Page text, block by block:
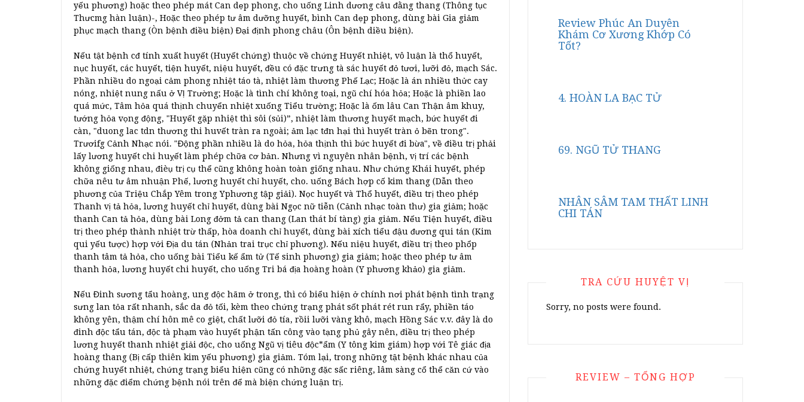
yếu phương) hoặc theo phép mát Can dẹp phong, cho uống Linh dương câu đằng thang (Thông tục
Thưcmg hàn luận)-, Hoặc theo phép tư âm dưỡng huyết, bình Can dẹp phong, dùng bài Gia giảm
phục mạch thang (Òn bệnh điều biện) Đại định phong châu (Ôn bệnh diều biện).
Nếu tật bệnh cđ tính xuất huyết (Huyết chứng) thuộc về chứng Huyết nhiệt, vô luận là thổ huyết,
nục huyết, các huyết, tiện huyết, niệu huyết, đều có đặc trưng tà sác huyết đỏ tươi, lưỡi đỏ, mạch Sác.
Phần nhiều do ngoại cảm phong nhiệt táo tà, nhiệt làm thương Phế Lạc; Hoặc là án nhiều thửc cay
nóng, nhiệt nung nấu ở VỊ Trường; Hoặc là tình chí không toại, ngũ chí hóa hỏa; Hoặc là phiền lao
quá mức, Tâm hỏa quá thịnh chuyển nhiệt xuống Tiểu trường; Hoặc là ốm lâu Can Thận âm khuy,
tướng hỏa vọng động, "Huyết gặp nhiệt thì sôi (sủi)”, nhiệt làm thương huyết mạch, bức huyết đi
càn, "duong lac tdn thương thi huvết tràn ra ngoài; ảm lạc tđn hại thì huyết tràn ỏ bẽn trong".
Trươifg Cảnh Nhạc nói. "Động phần nhiều là do hỏa, hỏa thịnh thì bức huyết đi bừa", về điều trị phải
lấy lương huyết chi huỵết làm phép chữa cơ bản. Nhưng vì nguyên nhân bệnh, vị trí các bệnh
không giống nhau, đièụ trị cụ thể cũng không hoàn toàn giống nhau. Như chứng Khái huyết, phép
chữa nêu tư âm nhuận Phế, lương huyết chỉ huyết, cho. uống Bách hợp cố kim thang (Dẫn theo
phương của Triệu Chắp Yêm trong Yphương tập giải). Nọc huyết và Thổ huyết, điều trị theo phép
Thanh vị tả hỏa, lương huyết chỉ huyết, dùng bài Ngọc nữ tiễn (Cảnh nhạc toàn thư) gia giảm; hoặc
thanh Can tả hỏa, dùng bài Long đởm tả can thang (Lan thát bí tàng) gia giảm. Nếu Tiện huyết, điều
trị theo phép thành nhiệt trừ thấp, hòa doanh chỉ huyết, dùng bài xích tiểu đậu đương qui tán (Kim
qui yếu tược) hợp với Địa du tán (Nhản trai trục chỉ phương). Nếu niệu huyết, điều trị theo phổp
thanh tâm tả hỏa, cho uống bài Tiểu kế ẩm tử (Tế sinh phương) gia giảm; hoặc theo phép tư âm
thanh hỏa, lương huyết chi huyết, cho uống Tri bá địa hoàng hoàn (Y phương khảo) gia giảm.
Nếu Đinh sương tẩu hoàng, ung độc hãm ở trong, thì có biểu hiện ở chính nơi phát bệnh tình trạng
sưng lan tỏa rất nhanh, sắc da đỏ tối, kèm theo chứng trạng phát sốt phát rét run rẩy, phiền táo
không yên, thậm chí hôn mê co giệt, chất lưỡi đỏ tía, rồii lưỡi vàng khô, mạch Hồng Sác v.v. đây là do
đinh độc tẩu tán, độc tà phạm vào huyết phận tấn công vào tạng phủ gây nên, điều trị theo phép
lương huyết thanh nhiệt giải độc, cho uống Ngũ vị tiêu độc*ẩm (Y tông kim giám) hợp với Tê giác địa
hoàng thang (Bị cấp thiên kim yếu phương) gia giảm. Tóm lại, trong những tật bệnh khác nhau của
chứng huyết nhiệt, chứng trạng biểu hiện cũng có những đặc sấc riêng, lâm sàng cổ thể căn cứ vào
những đặc điểm chứng bệnh nói trên để mà biện chứng luận trị.
Review Phúc An Duyên
Khám Cơ Xương Khớp Có
Tốt?
4. HOÀN LA BẠC TỬ
69. NGŨ TỬ THANG
NHÂN SÂM TAM THẤT LINH
CHI TÁN
TRA CỨU HUYỆT VỊ
Sorry, no posts were found.
REVIEW – TỔNG HỢP